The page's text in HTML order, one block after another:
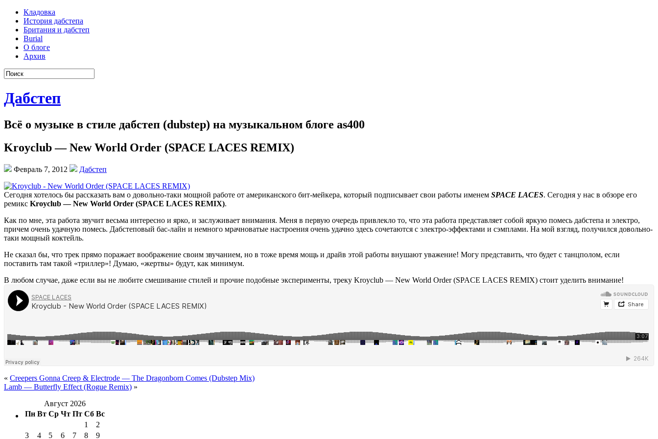
Кладовка
История дабстепа
Британия и дабстеп
Burial
О блоге
Архив
Дабстеп
Всё о музыке в стиле дабстеп (dubstep) на музыкальном блоге as400
Kroyclub — New World Order (SPACE LACES REMIX)
Февраль 7, 2012 Дабстеп
Сегодня хотелось бы рассказать вам о довольно-таки мощной работе от американского бит-мейкера, который подписывает свои работы именем SPACE LACES. Сегодня у нас в обзоре его
ремикс Kroyclub — New World Order (SPACE LACES REMIX).
Как по мне, эта работа звучит весьма интересно и ярко, и заслуживает внимания. Меня в первую очередь привлекло то, что эта работа представляет собой яркую помесь дабстепа и электро,
причем очень удачную помесь. Дабстеповый бас-лайн и немного мрачноватые настроения очень удачно здесь сочетаются с электро-эффектами и сэмплами. На мой взгляд, получился довольно-
таки мощный коктейль.
Не сказал бы, что трек прямо поражает воображение своим звучанием, но в тоже время мощь и драйв этой работы внушают уважение! Могу представить, что будет с танцполом, если
поставить там такой «триллер»! Думаю, «жертвы» будут, как минимум.
В любом случае, даже если вы не любите смешивание стилей и прочие подобные эксперименты, треку Kroyclub — New World Order (SPACE LACES REMIX) стоит уделить внимание!
« Creepers Gonna Creep & Electrode — The Dragonborn Comes (Dubstep Mix)
Lamb — Butterfly Effect (Rogue Remix) »
Август 2026
Пн Вт Ср Чт Пт Сб Вс
1
2
3
4 5 6 7 8 9